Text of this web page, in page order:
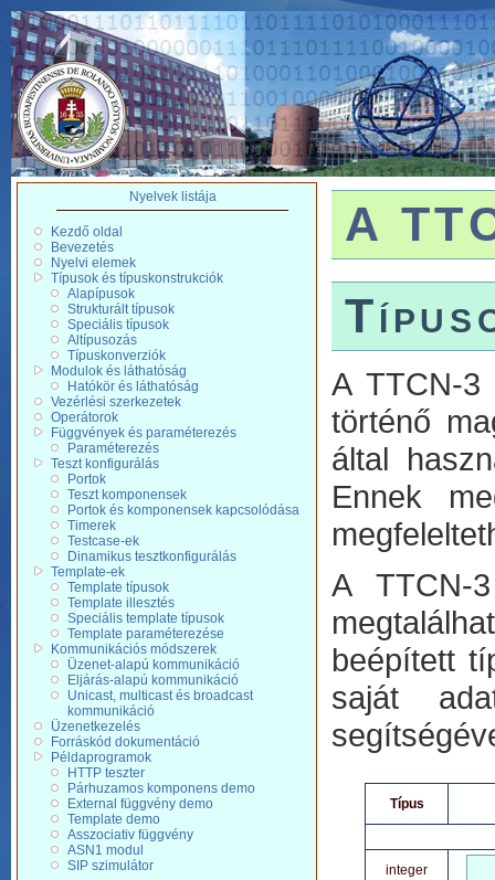
Nyelvek listája
Kezdő oldal
Bevezetés
Nyelvi elemek
Típusok és típuskonstrukciók
Alapípusok
Strukturált típusok
Speciális típusok
Altípusozás
Típuskonverziók
Modulok és láthatóság
Hatókör és láthatóság
Vezérlési szerkezetek
Operátorok
Függvények és paraméterezés
Paraméterezés
Teszt konfigurálás
Portok
Teszt komponensek
Portok és komponensek kapcsolódása
Timerek
Testcase-ek
Dinamikus tesztkonfigurálás
Template-ek
Template típusok
Template illesztés
Speciális template típusok
Template paraméterezése
Kommunikációs módszerek
Üzenet-alapú kommunikáció
Eljárás-alapú kommunikáció
Unicast, multicast és broadcast
kommunikáció
Üzenetkezelés
Forráskód dokumentáció
Példaprogramok
HTTP teszter
Párhuzamos komponens demo
External függvény demo
Template demo
Asszociativ függvény
ASN1 modul
SIP szimulátor
A
A TTCN-
történő
által
Ennek
A TTCN-
beépített
saját
Típus
integer